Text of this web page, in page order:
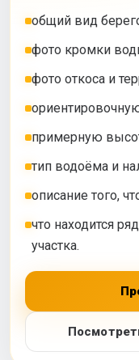
общий вид
фото кромки
фото откоса и
примерную
тип водоёма и
описание того,
что находится
участка.